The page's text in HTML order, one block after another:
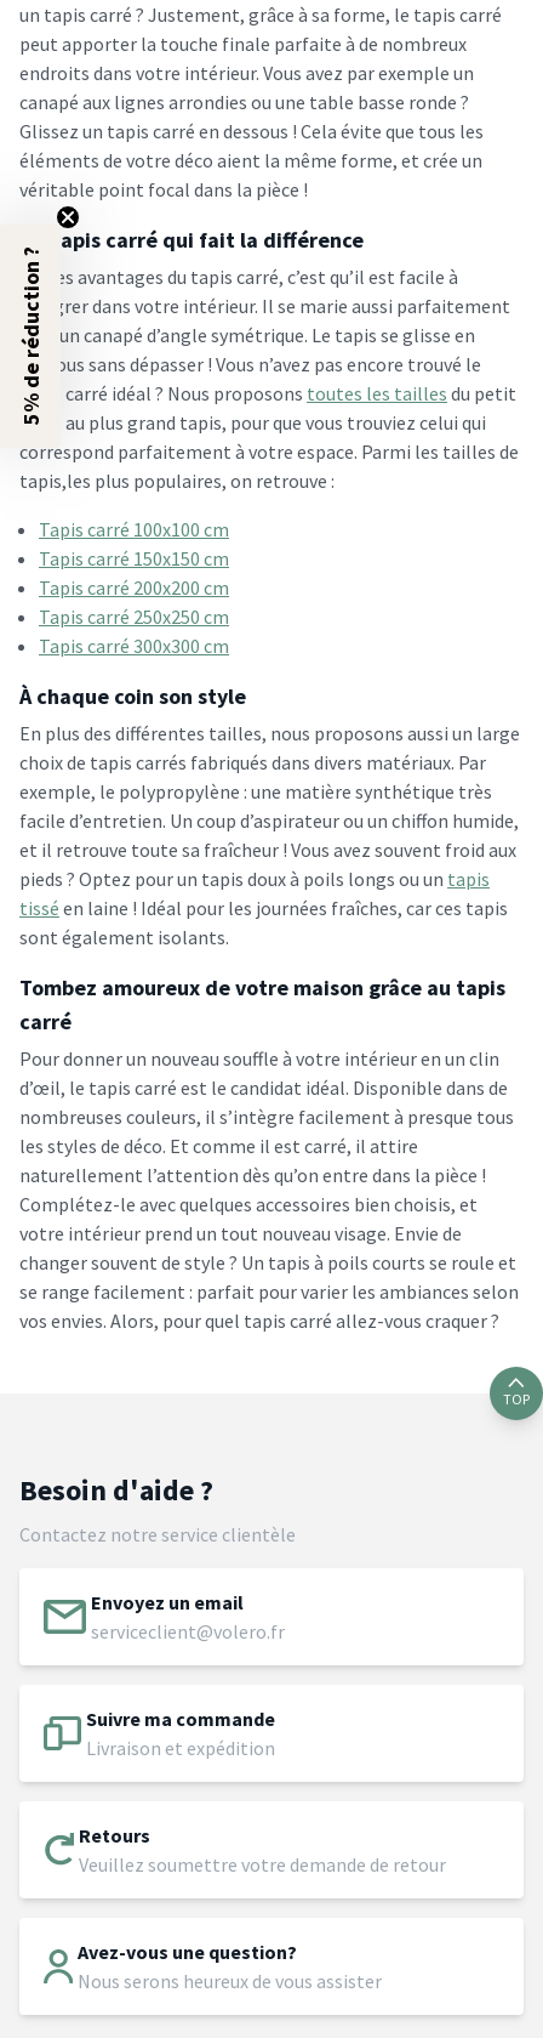
un tapis carré ? Justement, grâce à sa forme, le tapis carré
peut apporter la touche finale parfaite à de nombreux
endroits dans votre intérieur. Vous avez par exemple un
canapé aux lignes arrondies ou une table basse ronde ?
Glissez un tapis carré en dessous ! Cela évite que tous les
éléments de votre déco aient la même forme, et crée un
véritable point focal dans la pièce !
Un tapis carré qui fait la différence
Un des avantages du tapis carré, c’est qu’il est facile à
intégrer dans votre intérieur. Il se marie aussi parfaitement
avec un canapé d’angle symétrique. Le tapis se glisse en
dessous sans dépasser ! Vous n’avez pas encore trouvé le
tapis carré idéal ? Nous proposons toutes les tailles du petit
tapis au plus grand tapis, pour que vous trouviez celui qui
correspond parfaitement à votre espace. Parmi les tailles de
tapis,les plus populaires, on retrouve :
Tapis carré 100x100 cm
Tapis carré 150x150 cm
Tapis carré 200x200 cm
Tapis carré 250x250 cm
Tapis carré 300x300 cm
À chaque coin son style
En plus des différentes tailles, nous proposons aussi un large
choix de tapis carrés fabriqués dans divers matériaux. Par
exemple, le polypropylène : une matière synthétique très
facile d’entretien. Un coup d’aspirateur ou un chiffon humide,
et il retrouve toute sa fraîcheur ! Vous avez souvent froid aux
pieds ? Optez pour un tapis doux à poils longs ou un tapis
tissé en laine ! Idéal pour les journées fraîches, car ces tapis
sont également isolants.
Tombez amoureux de votre maison grâce au tapis
carré
Pour donner un nouveau souffle à votre intérieur en un clin
d’œil, le tapis carré est le candidat idéal. Disponible dans de
nombreuses couleurs, il s’intègre facilement à presque tous
les styles de déco. Et comme il est carré, il attire
naturellement l’attention dès qu’on entre dans la pièce !
Complétez-le avec quelques accessoires bien choisis, et
votre intérieur prend un tout nouveau visage. Envie de
changer souvent de style ? Un tapis à poils courts se roule et
se range facilement : parfait pour varier les ambiances selon
vos envies. Alors, pour quel tapis carré allez-vous craquer ?
TOP
Besoin d'aide ?
Contactez notre service clientèle
Envoyez un email
serviceclient@volero.fr
Suivre ma commande
Livraison et expédition
Retours
Veuillez soumettre votre demande de retour
Avez-vous une question?
Nous serons heureux de vous assister
5% de réduction ?